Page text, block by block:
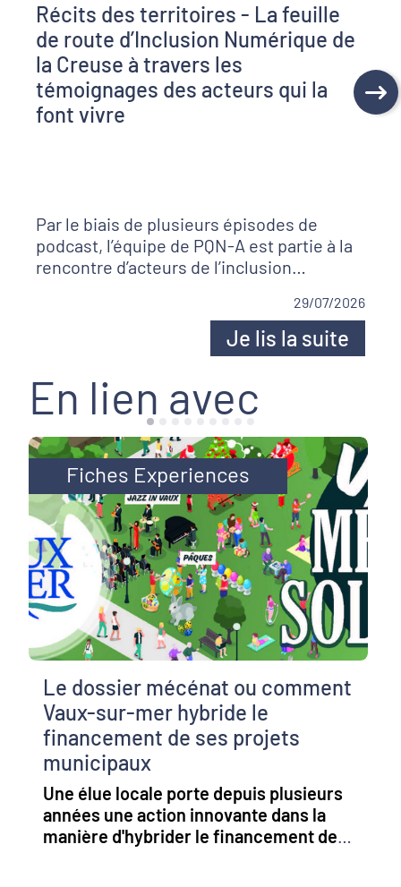
Récits des territoires - La feuille
de route d’Inclusion Numérique de
la Creuse à travers les
témoignages des acteurs qui la
font vivre
Par le biais de plusieurs épisodes de
podcast, l’équipe de PQN-A est partie à la
rencontre d’acteurs de l’inclusion
29/07/2026
Je lis la suite
En lien avec
Fiches Experiences
Le dossier mécénat ou comment
Vaux-sur-mer hybride le
financement de ses projets
municipaux
Une élue locale porte depuis plusieurs
années une action innovante dans la
manière d'hybrider le financement des